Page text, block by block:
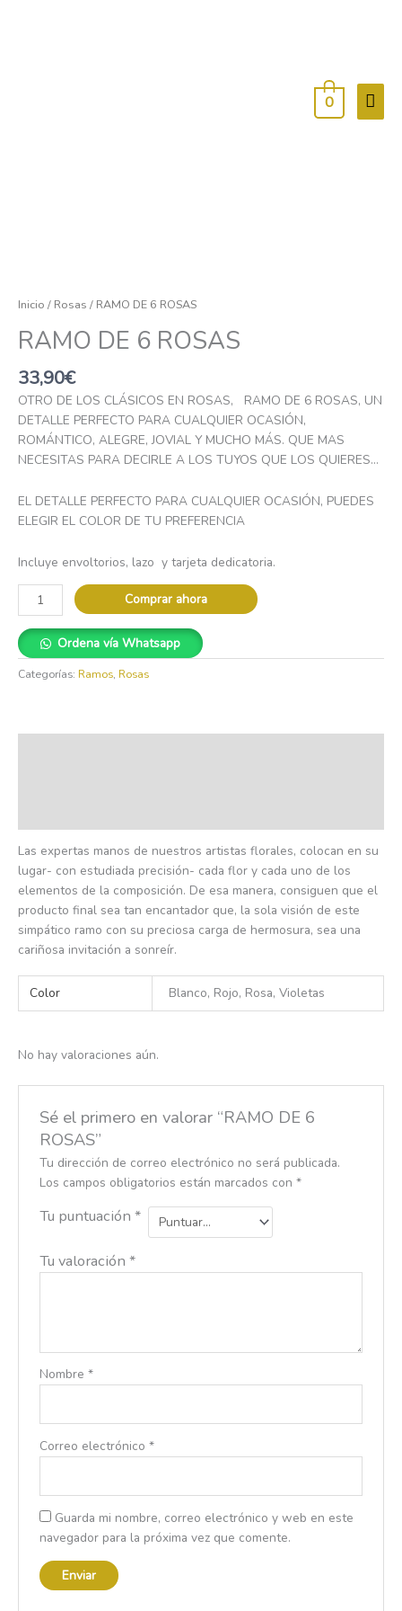
0
Inicio / Rosas / RAMO DE 6 ROSAS
RAMO DE 6 ROSAS
33,90€
OTRO DE LOS CLÁSICOS EN ROSAS, RAMO DE 6 ROSAS, UN
DETALLE PERFECTO PARA CUALQUIER OCASIÓN,
ROMÁNTICO, ALEGRE, JOVIAL Y MUCHO MÁS. QUE MAS
NECESITAS PARA DECIRLE A LOS TUYOS QUE LOS QUIERES…
EL DETALLE PERFECTO PARA CUALQUIER OCASIÓN, PUEDES
ELEGIR EL COLOR DE TU PREFERENCIA
Incluye envoltorios, lazo y tarjeta dedicatoria.
6
cantidad
Comprar ahora
Ordena vía Whatsapp
Categorías: Ramos, Rosas
Las expertas manos de nuestros artistas florales, colocan en su
lugar- con estudiada precisión- cada flor y cada uno de los
elementos de la composición. De esa manera, consiguen que el
producto final sea tan encantador que, la sola visión de este
simpático ramo con su preciosa carga de hermosura, sea una
cariñosa invitación a sonreír.
Color Blanco, Rojo, Rosa, Violetas
No hay valoraciones aún.
Sé el primero en valorar “RAMO DE 6
ROSAS”
Tu dirección de correo electrónico no será publicada.
Los campos obligatorios están marcados con *
Tu puntuación *
Tu valoración *
Nombre *
Correo electrónico *
Guarda mi nombre, correo electrónico y web en este
navegador para la próxima vez que comente.